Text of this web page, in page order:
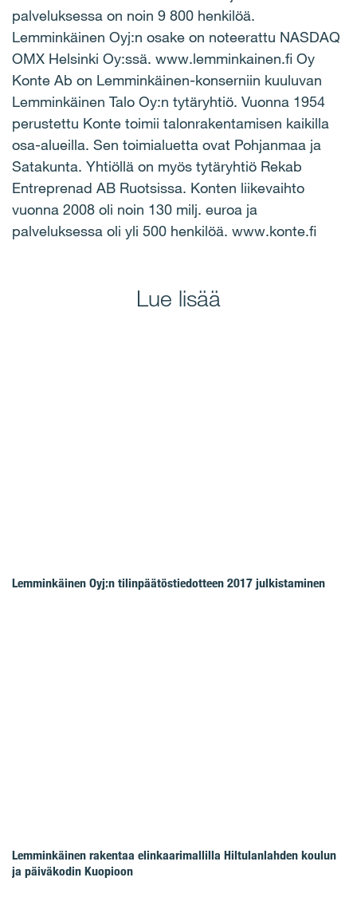
palveluksessa on noin 9 800 henkilöä.
Lemminkäinen Oyj:n osake on noteerattu NASDAQ
OMX Helsinki Oy:ssä. www.lemminkainen.fi Oy
Konte Ab on Lemminkäinen-konserniin kuuluvan
Lemminkäinen Talo Oy:n tytäryhtiö. Vuonna 1954
perustettu Konte toimii talonrakentamisen kaikilla
osa-alueilla. Sen toimialuetta ovat Pohjanmaa ja
Satakunta. Yhtiöllä on myös tytäryhtiö Rekab
Entreprenad AB Ruotsissa. Konten liikevaihto
vuonna 2008 oli noin 130 milj. euroa ja
palveluksessa oli yli 500 henkilöä. www.konte.fi
Lue lisää
Lemminkäinen Oyj:n tilinpäätöstiedotteen 2017 julkistaminen
Lemminkäinen rakentaa elinkaarimallilla Hiltulanlahden koulun
ja päiväkodin Kuopioon